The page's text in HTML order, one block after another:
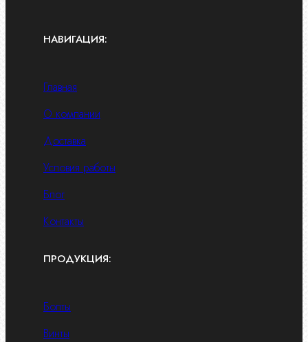
НАВИГАЦИЯ:
Главная
О компании
Доставка
Условия работы
Блог
Контакты
ПРОДУКЦИЯ:
Болты
Винты